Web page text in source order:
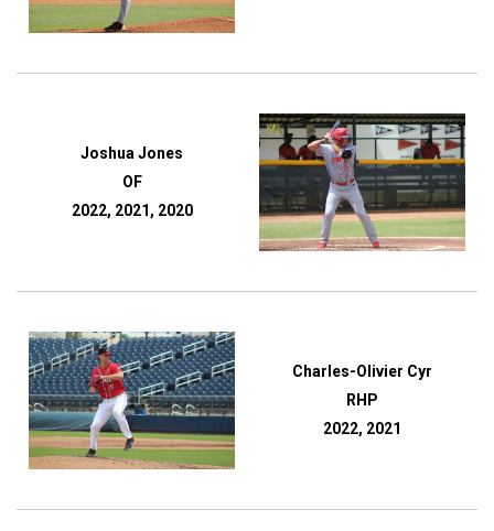
Joshua Jones
OF
2022, 2021, 2020
Charles-Olivier Cyr
RHP
2022, 2021